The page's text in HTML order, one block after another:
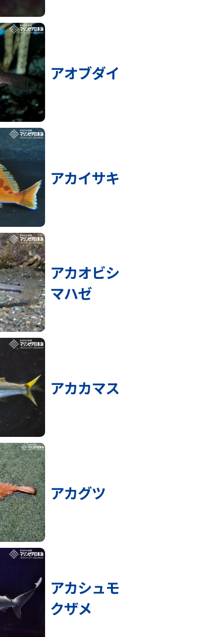
アオブダイ
アカイサキ
アカオビシ
マハゼ
アカカマス
アカグツ
アカシュモ
クザメ